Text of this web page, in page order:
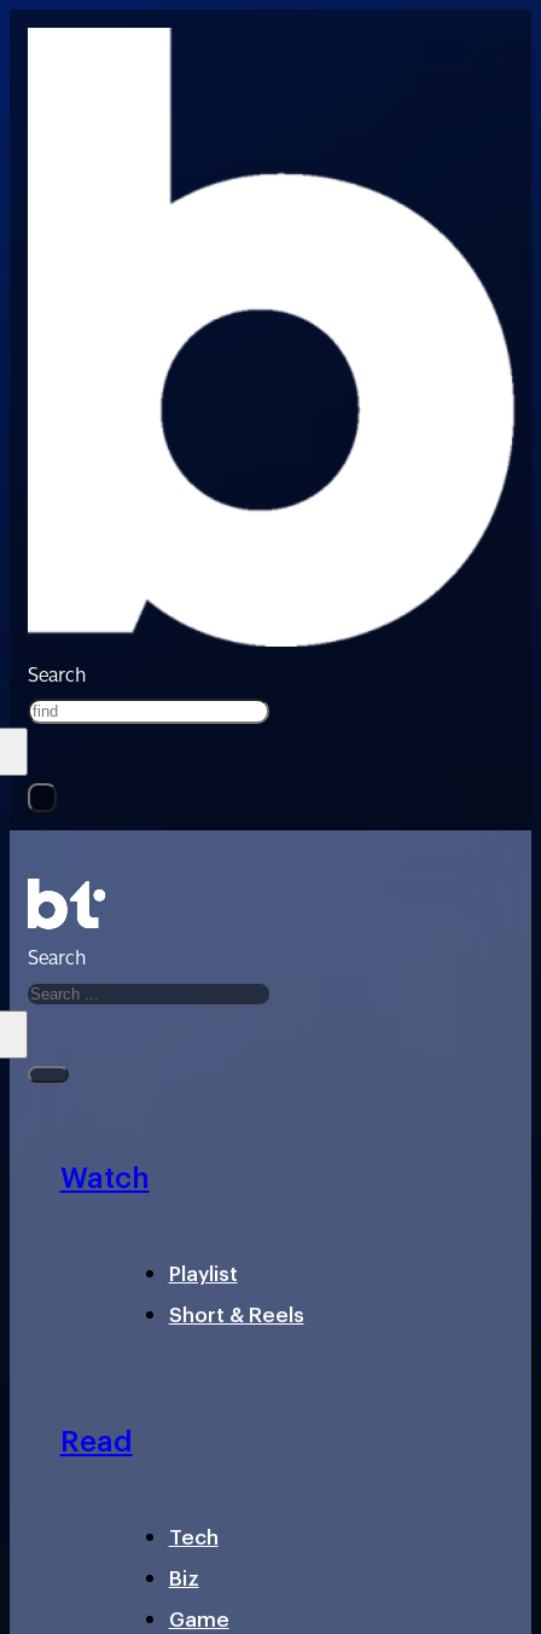
Search
Search
Watch
Playlist
Short & Reels
Read
Tech
Biz
Game